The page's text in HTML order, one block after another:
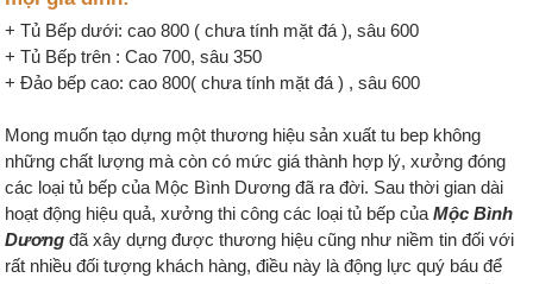
+ Tủ Bếp dưới: cao 800 ( chưa tính mặt đá ), sâu 600
+ Tủ Bếp trên : Cao 700, sâu 350
+ Đảo bếp cao: cao 800( chưa tính mặt đá ) , sâu 600
Mong muốn tạo dựng một thương hiệu sản xuất tu bep không
những chất lượng mà còn có mức giá thành hợp lý, xưởng đóng
các loại tủ bếp của Mộc Bình Dương đã ra đời. Sau thời gian dài
hoạt động hiệu quả, xưởng thi công các loại tủ bếp củaMộc Bình
Dương đã xây dựng được thương hiệu cũng như niềm tin đối với
rất nhiều đối tượng khách hàng, điều này là động lực quý báu để